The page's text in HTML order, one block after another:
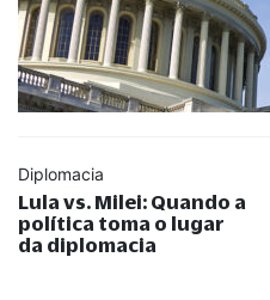
Diplomacia
Lula vs. Milei: Quando a
política toma o lugar
da diplomacia